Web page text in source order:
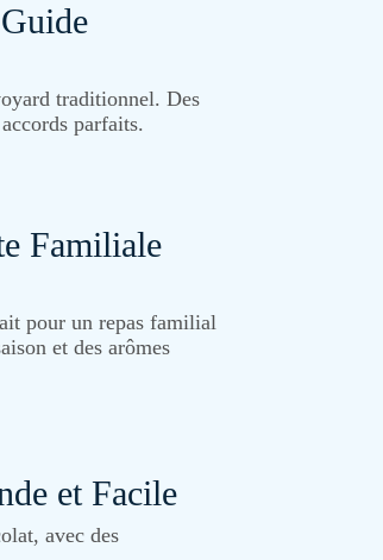
traditionnel. Des
parfaits.
Familiale
pour un repas familial
et des arômes
et Facile
avec des